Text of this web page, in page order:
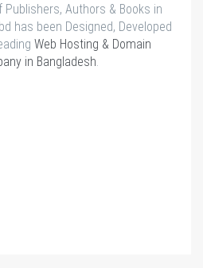
Authors & Books in
has been Designed, Developed
Web Hosting & Domain
in Bangladesh